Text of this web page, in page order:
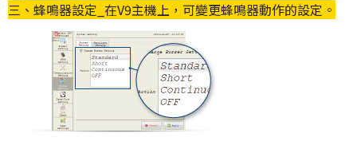
三、蜂鳴器設定_在V9主機上，可變更蜂鳴器動作的設定。